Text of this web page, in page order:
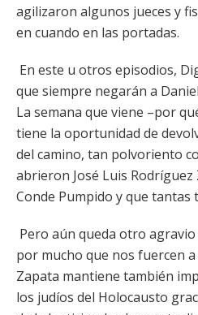
agilizaron algunos jueces y
en cuando en las portadas.
En este u otros episodios,
que siempre negarán a
La semana que viene –por
tiene la oportunidad de
del camino, tan polvoriento
abrieron José Luis
Conde Pumpido y que tantas
Pero aún queda otro
por mucho que nos fuercen
Zapata mantiene también
los judíos del Holocausto